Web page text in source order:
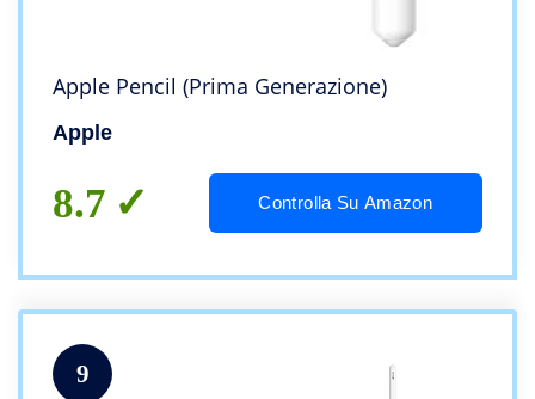
Apple Pencil (Prima Generazione)
Apple
8.7 Controlla Su Amazon
9